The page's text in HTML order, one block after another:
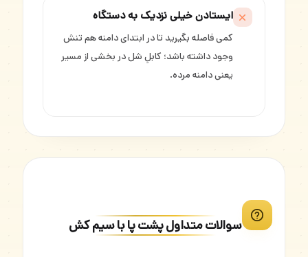
ایستادن خیلی نزدیک به دستگاه
کمی فاصله بگیرید تا در ابتدای دامنه هم تنش
وجود داشته باشد؛ کابلِ شل در بخشی از مسیر
یعنی دامنه مرده.
سوالات متداول پشت پا با سیم کش